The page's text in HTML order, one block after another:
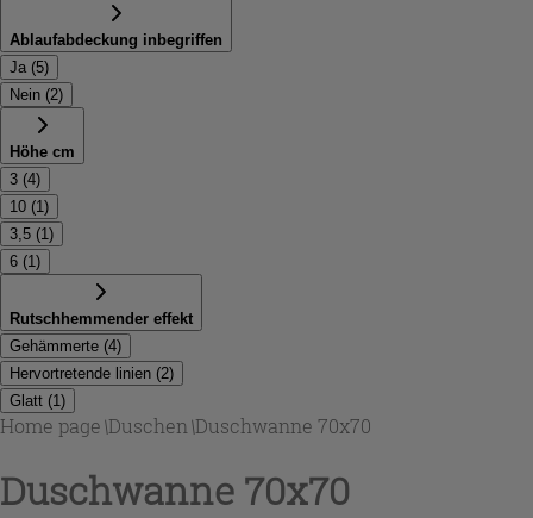
Ablaufabdeckung inbegriffen
Ja (5)
Nein (2)
Höhe cm
3 (4)
10 (1)
3,5 (1)
6 (1)
Rutschhemmender effekt
Gehämmerte (4)
Hervortretende linien (2)
Glatt (1)
Home page\Duschen \Duschwanne 70x70
Duschwanne 70x70